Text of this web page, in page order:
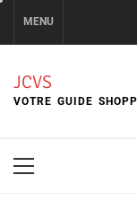
content
MENU
JCVS
VOTRE GUIDE
Primary